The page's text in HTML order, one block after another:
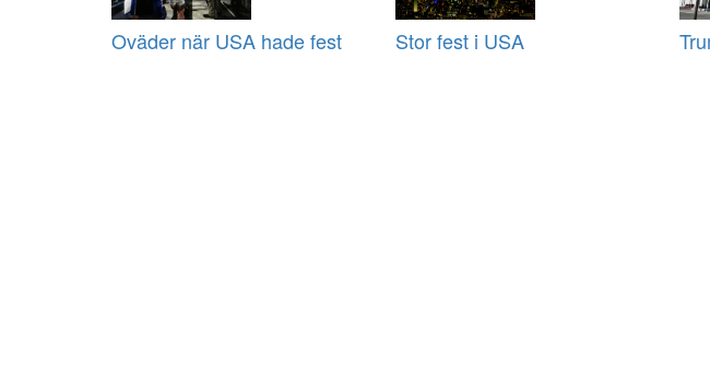
Oväder när USA hade fest Stor fest i USA